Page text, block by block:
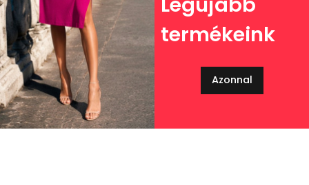
termékeink
Azonnal